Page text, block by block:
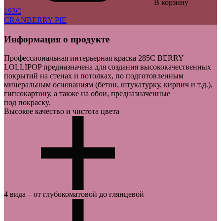
В корзину
193C
CRANBERRY PIE
Информация о продукте
Профессиональная интерьерная краска 285C BERRY
LOLLIPOPпредназначена для создания высококачественных
покрытий на стенах и потолках, по подготовленным
минеральным основаниям (бетон, штукатурку, кирпич и т.д.),
гипсокартону, а также на обои, предназначенные
под покраску.
Высокое качество и чистота цвета
В производстве краски Ölsta Architect используется
4 вида – от глубокоматовой до глянцевой